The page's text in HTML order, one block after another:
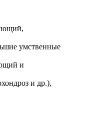
умственные
и
и др.),